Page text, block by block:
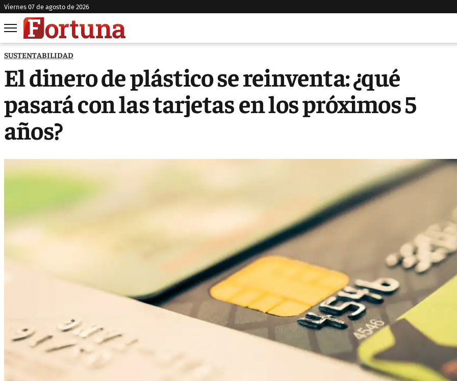
viernes 07 de agosto de 2026
SUSTENTABILIDAD
El dinero de plástico se reinventa: ¿qué
pasará con las tarjetas en los próximos 5
años?